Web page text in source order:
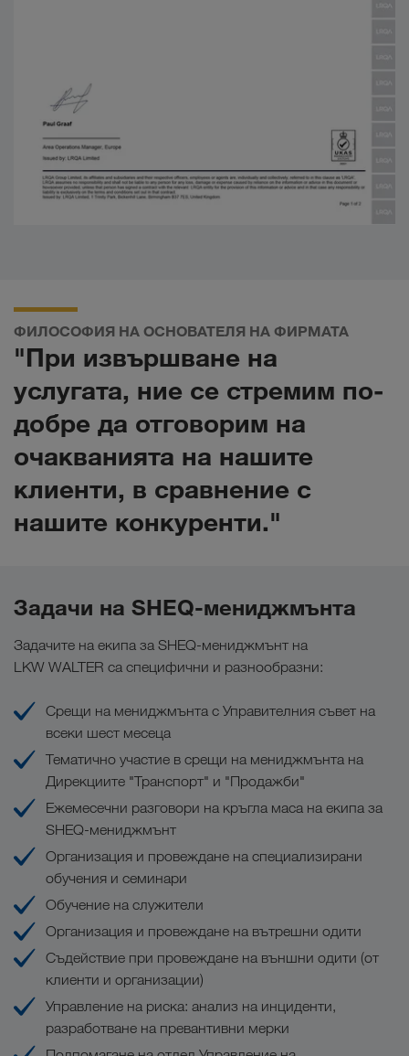
ФИЛОСОФИЯ НА ОСНОВАТЕЛЯ НА ФИРМАТА
"При извършване на
услугата, ние се стремим по-
добре да отговорим на
очакванията на нашите
клиенти, в сравнение с
нашите конкуренти."
Задачи на SHEQ-мениджмънта
Задачите на екипа за SHEQ-мениджмънт на
LKW WALTER са специфични и разнообразни:
Срещи на мениджмънта с Управителния съвет на
всеки шест месеца
Тематично участие в срещи на мениджмънта на
Дирекциите "Транспорт" и "Продажби"
Ежемесечни разговори на кръгла маса на екипа за
SHEQ-мениджмънт
Организация и провеждане на специализирани
обучения и семинари
Обучение на служители
Организация и провеждане на вътрешни одити
Съдействие при провеждане на външни одити (от
клиенти и организации)
Управление на риска: анализ на инциденти,
разработване на превантивни мерки